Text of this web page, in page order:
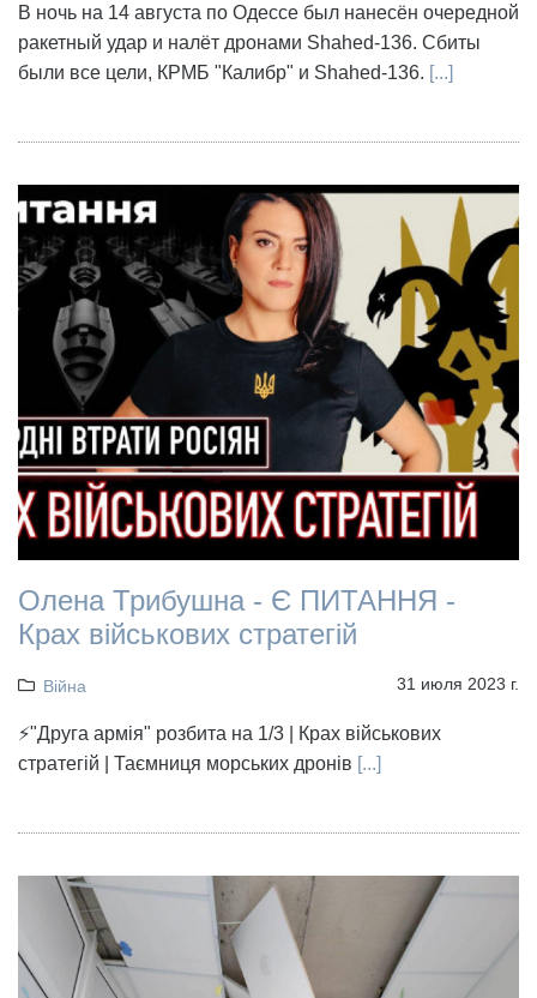
В ночь на 14 августа по Одессе был нанесён очередной
ракетный удар и налёт дронами Shahed-136. Сбиты
были все цели, КРМБ "Калибр" и Shahed-136. [...]
Олена Трибушна - Є ПИТАННЯ -
Крах військових стратегій
Війна 31 июля 2023 г.
⚡"Друга армія" розбита на 1/3 | Крах військових
стратегій | Таємниця морських дронів [...]